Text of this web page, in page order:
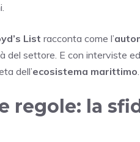
List racconta come l’
del settore. E con interviste
dell’ecosistema marittimo
regole: la